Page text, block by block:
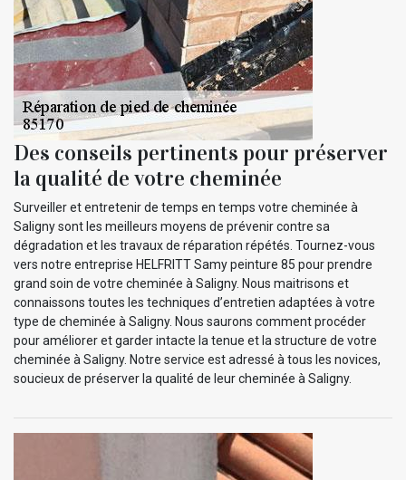
Des conseils pertinents pour préserver
la qualité de votre cheminée
Surveiller et entretenir de temps en temps votre cheminée à
Saligny sont les meilleurs moyens de prévenir contre sa
dégradation et les travaux de réparation répétés. Tournez-vous
vers notre entreprise HELFRITT Samy peinture 85 pour prendre
grand soin de votre cheminée à Saligny. Nous maitrisons et
connaissons toutes les techniques d’entretien adaptées à votre
type de cheminée à Saligny. Nous saurons comment procéder
pour améliorer et garder intacte la tenue et la structure de votre
cheminée à Saligny. Notre service est adressé à tous les novices,
soucieux de préserver la qualité de leur cheminée à Saligny.